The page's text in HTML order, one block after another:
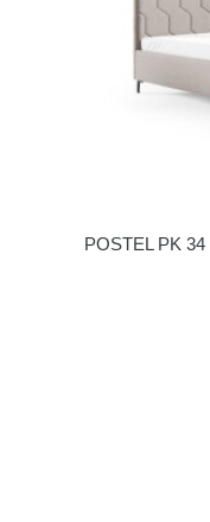
POSTEL PK